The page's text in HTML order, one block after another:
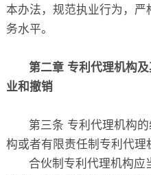
本办法，规范执业行为，
务水平。
第二章 专利代理机构
业和撤销
第三条 专利代理机构
构或者有限责任制专利代理
合伙制专利代理机构应